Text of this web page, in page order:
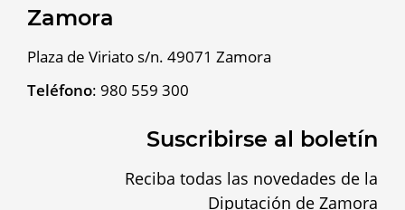
Zamora
Plaza de Viriato s/n. 49071 Zamora
Teléfono: 980 559 300
Suscribirse al boletín
Reciba todas las novedades de la
Diputación de Zamora